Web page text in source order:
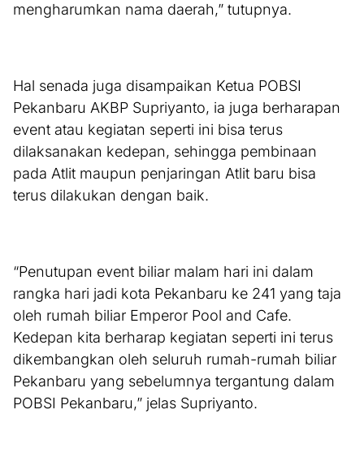
mengharumkan nama daerah,” tutupnya.
Hal senada juga disampaikan Ketua POBSI
Pekanbaru AKBP Supriyanto, ia juga berharapan
event atau kegiatan seperti ini bisa terus
dilaksanakan kedepan, sehingga pembinaan
pada Atlit maupun penjaringan Atlit baru bisa
terus dilakukan dengan baik.
“Penutupan event biliar malam hari ini dalam
rangka hari jadi kota Pekanbaru ke 241 yang taja
oleh rumah biliar Emperor Pool and Cafe.
Kedepan kita berharap kegiatan seperti ini terus
dikembangkan oleh seluruh rumah-rumah biliar
Pekanbaru yang sebelumnya tergantung dalam
POBSI Pekanbaru,” jelas Supriyanto.